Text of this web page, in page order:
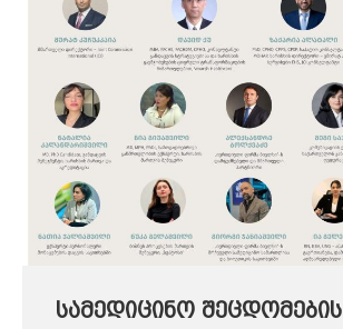
სამედიცინო შეცდომების